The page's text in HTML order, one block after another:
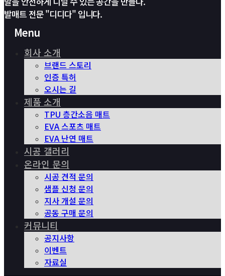
발매트 전문 "디디다" 입니다.
Menu
회사 소개
브랜드 스토리
인증 특허
오시는 길
제품 소개
TPU 층간소음 매트
EVA 스포츠 매트
EVA 난연 매트
시공 갤러리
온라인 문의
시공 견적 문의
샘플 신청 문의
지사 개설 문의
공동 구매 문의
커뮤니티
공지사항
이벤트
자료실